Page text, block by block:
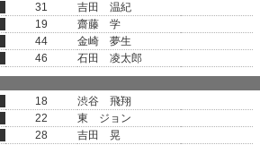
31
吉田 温紀
19
齋藤 学
44
金崎 夢生
46
石田 凌太郎
18
渋谷 飛翔
22
東 ジョン
28
吉田 晃